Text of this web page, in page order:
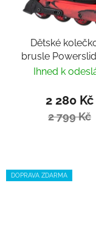
Dětské
brusle
Black
Ihned k
2 280 Kč
2 799 Kč
DOPRAVA ZDARMA